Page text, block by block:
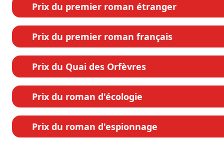
Prix du premier roman étranger
Prix du premier roman français
Prix du Quai des Orfèvres
Prix du roman d'écologie
Prix du roman d'espionnage